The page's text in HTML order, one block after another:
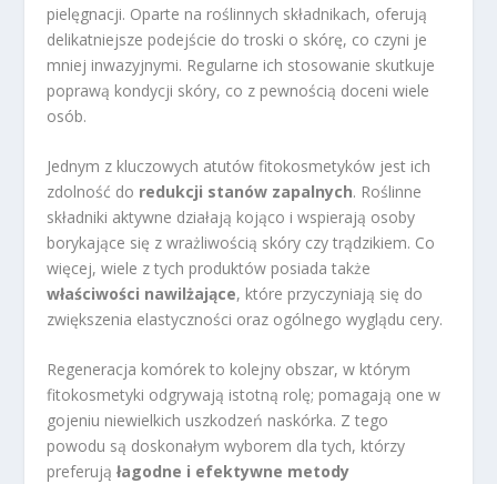
pielęgnacji. Oparte na roślinnych składnikach, oferują
delikatniejsze podejście do troski o skórę, co czyni je
mniej inwazyjnymi. Regularne ich stosowanie skutkuje
poprawą kondycji skóry, co z pewnością doceni wiele
osób.
Jednym z kluczowych atutów fitokosmetyków jest ich
zdolność do redukcji stanów zapalnych. Roślinne
składniki aktywne działają kojąco i wspierają osoby
borykające się z wrażliwością skóry czy trądzikiem. Co
więcej, wiele z tych produktów posiada także
właściwości nawilżające, które przyczyniają się do
zwiększenia elastyczności oraz ogólnego wyglądu cery.
Regeneracja komórek to kolejny obszar, w którym
fitokosmetyki odgrywają istotną rolę; pomagają one w
gojeniu niewielkich uszkodzeń naskórka. Z tego
powodu są doskonałym wyborem dla tych, którzy
preferująłagodne i efektywne metody